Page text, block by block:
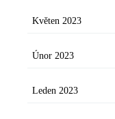
Květen 2023
Únor 2023
Leden 2023